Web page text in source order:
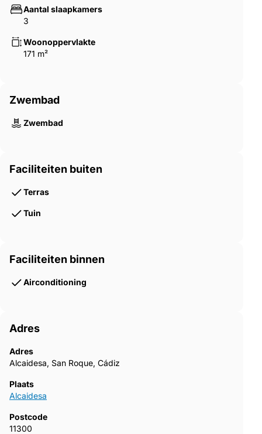
Aantal slaapkamers
3
Woonoppervlakte
171 m²
Zwembad
Zwembad
Faciliteiten buiten
Terras
Tuin
Faciliteiten binnen
Airconditioning
Adres
Adres
Alcaidesa, San Roque, Cádiz
Plaats
Alcaidesa
Postcode
11300